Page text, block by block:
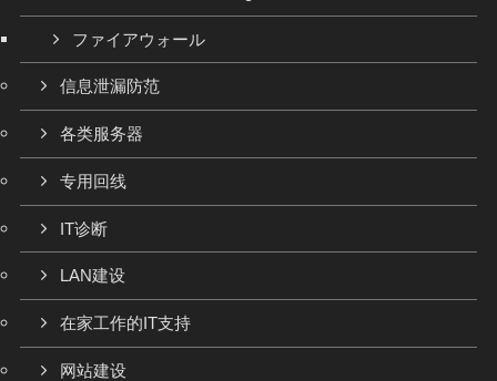
ファイアウォール
信息泄漏防范
各类服务器
专用回线
IT诊断
LAN建设
在家工作的IT支持
网站建设